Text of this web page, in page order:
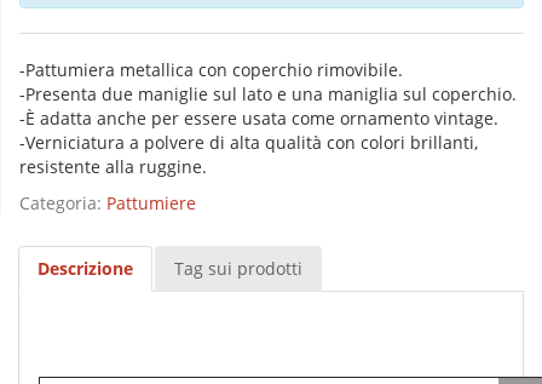
-Pattumiera metallica con coperchio rimovibile.
-Presenta due maniglie sul lato e una maniglia sul coperchio.
-È adatta anche per essere usata come ornamento vintage.
-Verniciatura a polvere di alta qualità con colori brillanti,
resistente alla ruggine.
Categoria: Pattumiere
Descrizione Tag sui prodotti